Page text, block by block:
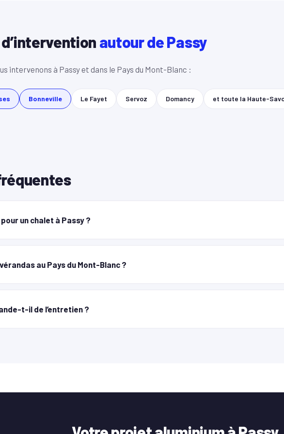
autour de Passy
intervenons à Passy et dans le Pays du Mont-Blanc :
Bonneville Le Fayet Servoz Domancy et toute la Haute-
un chalet à Passy ?
au Pays du Mont-Blanc ?
t-il de l’entretien ?